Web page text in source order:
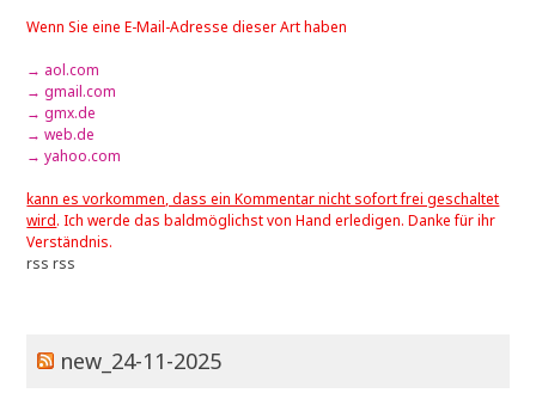
Wenn Sie eine E-Mail-Adresse dieser Art haben
→ aol.com
→ gmail.com
→ gmx.de
→ web.de
→ yahoo.com
kann es vorkommen, dass ein Kommentar nicht sofort frei geschaltet
wird. Ich werde das baldmöglichst von Hand erledigen. Danke für ihr
Verständnis.
rss rss
new_24-11-2025